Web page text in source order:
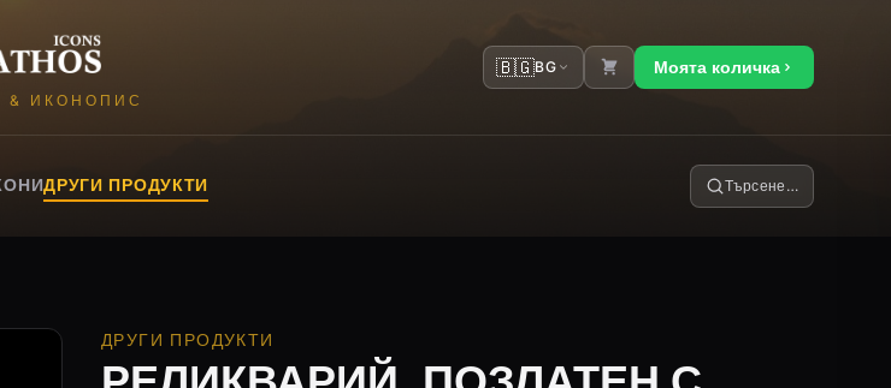
Icons
& ИКОНОПИС
🇧🇬BG Моята количка
ДРУГИ ПРОДУКТИ Търсене…
ДРУГИ ПРОДУКТИ